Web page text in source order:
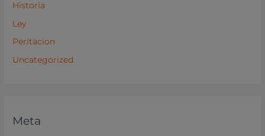
Historia
Ley
Peritacion
Uncategorized
Meta